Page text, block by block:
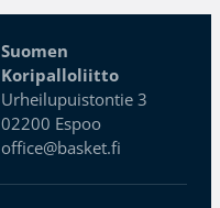
Suomen
Koripalloliitto
Urheilupuistontie 3
02200 Espoo
office@basket.fi